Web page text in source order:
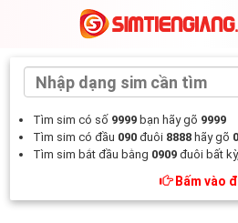
Tìm sim có số 9999 bạn hãy gõ 9999
Tìm sim có đầu 090 đuôi 8888 hãy gõ
Tìm sim bắt đầu bằng 0909 đuôi bất
Bấm vào